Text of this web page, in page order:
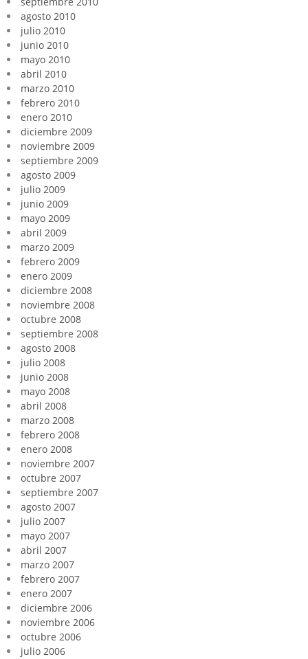
agosto 2010
julio 2010
junio 2010
mayo 2010
abril 2010
marzo 2010
febrero 2010
enero 2010
diciembre 2009
noviembre 2009
septiembre 2009
agosto 2009
julio 2009
junio 2009
mayo 2009
abril 2009
marzo 2009
febrero 2009
enero 2009
diciembre 2008
noviembre 2008
octubre 2008
septiembre 2008
agosto 2008
julio 2008
junio 2008
mayo 2008
abril 2008
marzo 2008
febrero 2008
enero 2008
noviembre 2007
octubre 2007
septiembre 2007
agosto 2007
julio 2007
mayo 2007
abril 2007
marzo 2007
febrero 2007
enero 2007
diciembre 2006
noviembre 2006
octubre 2006
julio 2006